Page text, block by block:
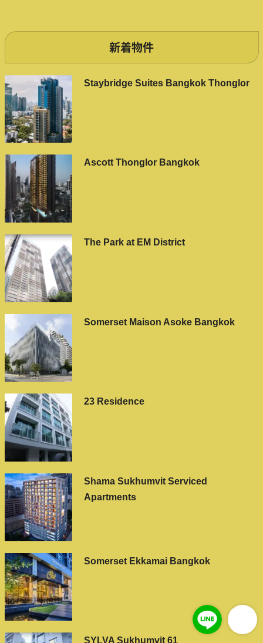
新着物件
Staybridge Suites Bangkok Thonglor
Ascott Thonglor Bangkok
The Park at EM District
Somerset Maison Asoke Bangkok
23 Residence
Shama Sukhumvit Serviced
Apartments
Somerset Ekkamai Bangkok
SYLVA Sukhumvit 61